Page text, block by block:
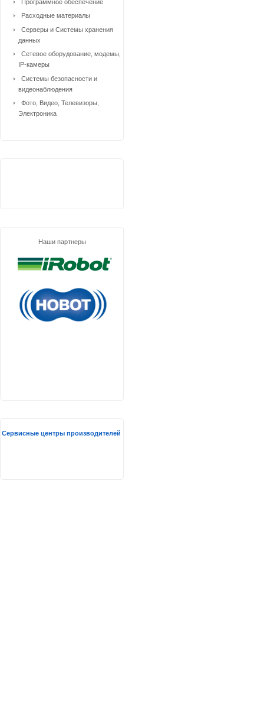
Программное обеспечение
Расходные материалы
Серверы и Системы хранения
данных
Сетевое оборудование, модемы,
IP-камеры
Системы безопасности и
видеонаблюдения
Фото, Видео, Телевизоры,
Электроника
Наши партнеры
Сервисные центры производителей